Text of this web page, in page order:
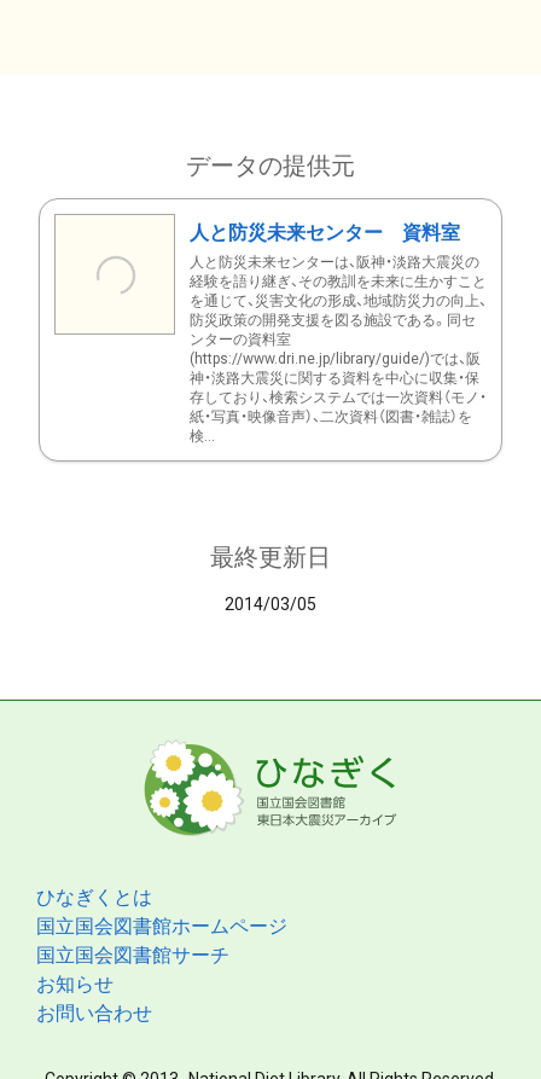
データの提供元
人と防災未来センター 資料室
人と防災未来センターは、阪神・淡路大震災の
経験を語り継ぎ、その教訓を未来に生かすこと
を通じて、災害文化の形成、地域防災力の向上、
防災政策の開発支援を図る施設である。同セ
ンターの資料室
(https://www.dri.ne.jp/library/guide/)では、阪
神・淡路大震災に関する資料を中心に収集・保
存しており、検索システムでは一次資料（モノ・
紙・写真・映像音声）、二次資料（図書・雑誌）を
検...
最終更新日
2014/03/05
ひなぎくとは
国立国会図書館ホームページ
国立国会図書館サーチ
お知らせ
お問い合わせ